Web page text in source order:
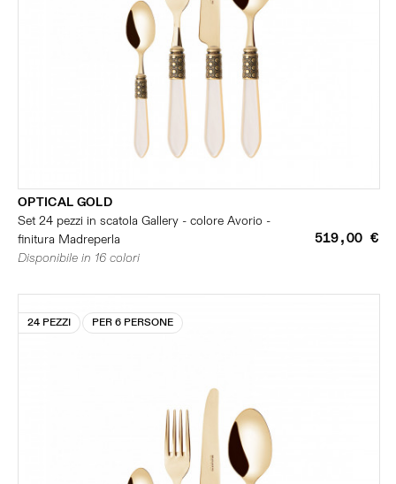
OPTICAL GOLD
Set 24 pezzi in scatola Gallery - colore Avorio -
finitura Madreperla
519,00 €
Disponibile in 16 colori
24 PEZZI PER 6 PERSONE